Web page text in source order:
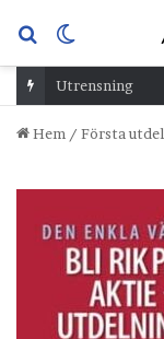
Sök
efterskin
Utrensning
Hem / Första